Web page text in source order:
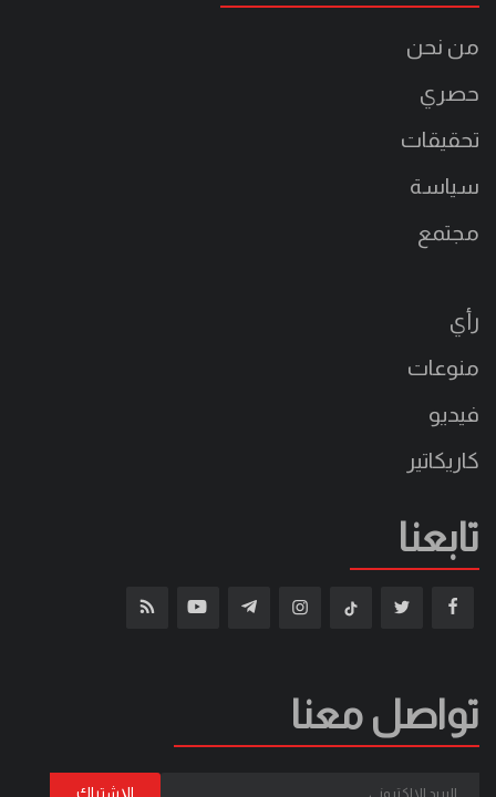
من نحن
حصري
تحقيقات
سياسة
مجتمع
رأي
منوعات
فيديو
كاريكاتير
تابعنا
تواصل معنا